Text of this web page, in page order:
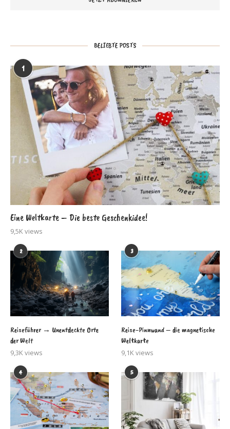
BELIEBTE POSTS
1
Eine Weltkarte – Die beste Geschenkidee!
9,5K views
2
Reiseführer → Unentdeckte Orte
der Welt
9,3K views
3
Reise-Pinnwand – die magnetische
Weltkarte
9,1K views
4 5